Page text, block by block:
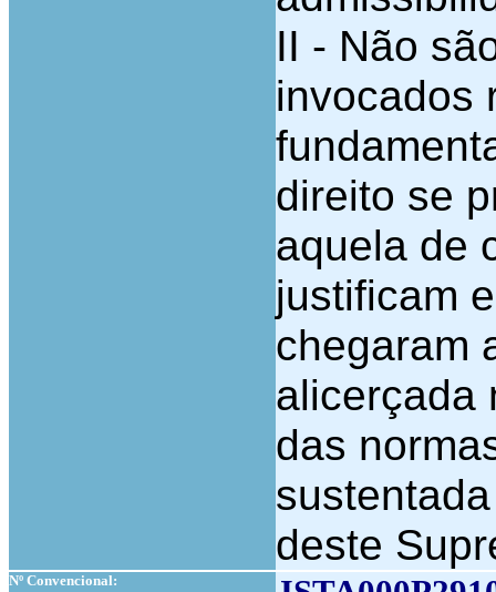
II - Não
invocados
direito se
aquela de
justificam
chegaram
alicerçada
das
deste
Nº Convencional: